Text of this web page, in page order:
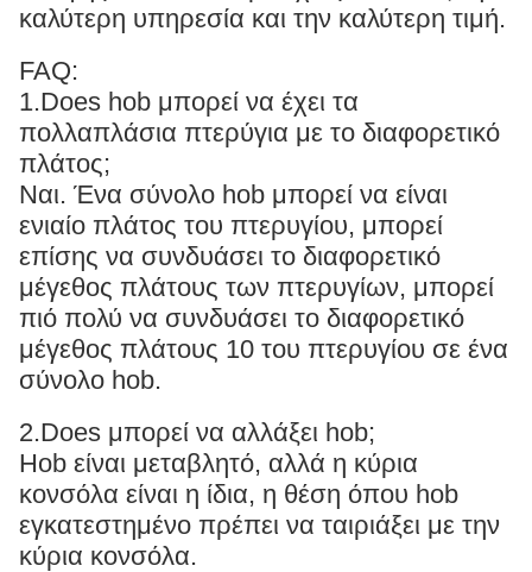
καλύτερη υπηρεσία και την καλύτερη τιμή.
FAQ:
1.Does hob μπορεί να έχει τα
πολλαπλάσια πτερύγια με το διαφορετικό
πλάτος;
Ναι. Ένα σύνολο hob μπορεί να είναι
ενιαίο πλάτος του πτερυγίου, μπορεί
επίσης να συνδυάσει το διαφορετικό
μέγεθος πλάτους των πτερυγίων, μπορεί
πιό πολύ να συνδυάσει το διαφορετικό
μέγεθος πλάτους 10 του πτερυγίου σε ένα
σύνολο hob.
2.Does μπορεί να αλλάξει hob;
Hob είναι μεταβλητό, αλλά η κύρια
κονσόλα είναι η ίδια, η θέση όπου hob
εγκατεστημένο πρέπει να ταιριάξει με την
κύρια κονσόλα.